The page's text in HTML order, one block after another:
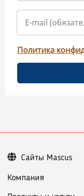
Политика
Компания
Сайты Mascus